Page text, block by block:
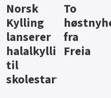
Knalltall
for Açai
Bowl
Aass vil
bli
førstevalg
i lite-